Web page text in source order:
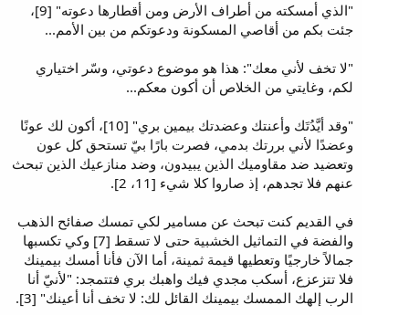
"الذي أمسكته من أطراف الأرض ومن أقطارها دعوته" [9]،
جئت بكم من أقاصي المسكونة ودعوتكم من بين الأمم...
"لا تخف لأني معك": هذا هو موضوع دعوتي، وسّر اختياري
لكم، وغايتي من الخلاص أن أكون معكم...
"وقد أيَّدُتَك وأعنتك وعضدتك بيمين بري" [10]، أكون لك عونًا
وعضدًا لأني بررتك بدمي، فصرت بارًا بيّ تستحق كل عون
وتعضيد ضد مقاوميك الذين يبيدون، وضد منازعيك الذين تبحث
عنهم فلا تجدهم، إذ صاروا كلا شيء [11، 2].
في القديم كنت تبحث عن مسامير لكي تمسك صفائح الذهب
والفضة في التماثيل الخشبية حتى لا تسقط [7] وكي تكسبها
جمالاً خارجيًا وتعطيها قيمة ثمينة، أما الآن فأنا أمسك بيمينك
فلا تتزعزع، أسكب مجدي فيك واهبك بري فتتمجد: "لأنيّ أنا
الرب إلهك الممسك بيمينك القائل لك: لا تخف أنا أعينك" [3].